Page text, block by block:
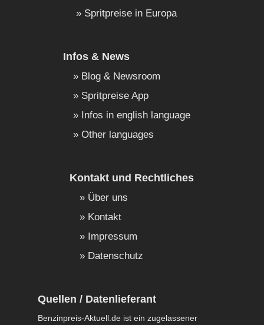
Spritpreise in Europa
Infos & News
Blog & Newsroom
Spritpreise App
Infos in english language
Other languages
Kontakt und Rechtliches
Über uns
Kontakt
Impressum
Datenschutz
Quellen / Datenlieferant
Benzinpreis-Aktuell.de ist ein zugelassener